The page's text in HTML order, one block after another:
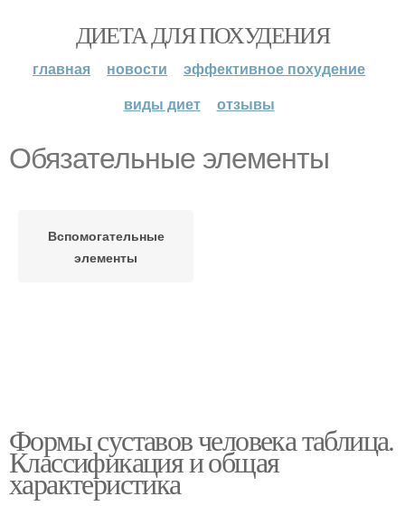
ДИЕТА ДЛЯ ПОХУДЕНИЯ
главная новости
эффективное похудение
виды диет
отзывы
Обязательные элементы
Вспомогательные
элементы
Формы суставов человека таблица.
Классификация и общая
характеристика